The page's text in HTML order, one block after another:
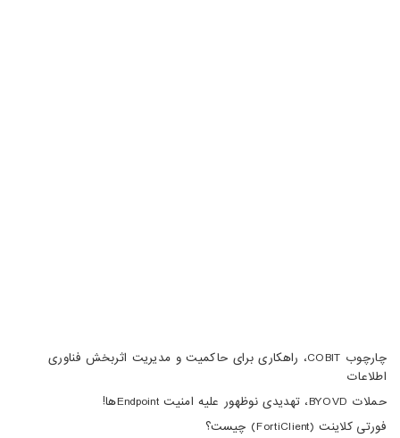
چارچوب COBIT، راهکاری برای حاکمیت و مدیریت اثربخش فناوری
اطلاعات
حملات BYOVD، تهدیدی نوظهور علیه امنیت Endpointها!
فورتی کلاینت (FortiClient) چیست؟